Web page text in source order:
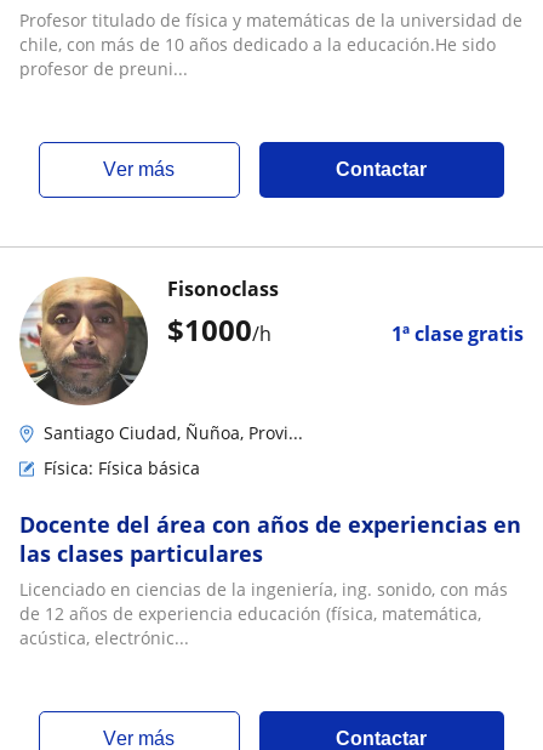
Profesor titulado de física y matemáticas de la universidad de
chile, con más de 10 años dedicado a la educación.He sido
profesor de preuni...
ver más Contactar
$1000/h 1ª clase gratis
Fisonoclass
Santiago Ciudad, Ñuñoa, Provi...
Física: Física básica
Docente del área con años de experiencias en
las clases particulares
Licenciado en ciencias de la ingeniería, ing. sonido, con más
de 12 años de experiencia educación (física, matemática,
acústica, electrónic...
ver más Contactar